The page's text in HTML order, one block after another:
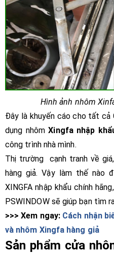
Hình ảnh nhôm
Đây là khuyến cáo cho tất cả
dụng nhômXingfa nhập
công trình nhà mình.
Thị trường cạnh tranh về
hàng giả. Vậy làm thế nào
XINGFA nhập khẩu chính
PSWINDOW sẽ giúp bạn tìm
>>> Xem ngay: Cách nhận
và nhôm Xingfa hàng giả
Sản phẩm cửa